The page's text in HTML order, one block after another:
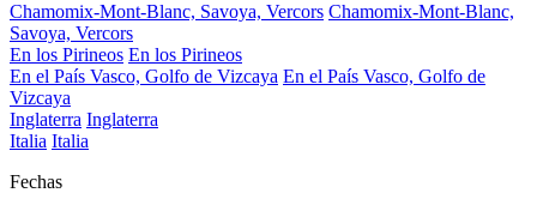
Chamomix-Mont-Blanc, Savoya, Vercors Chamomix-Mont-Blanc,
Savoya, Vercors
En los Pirineos En los Pirineos
En el País Vasco, Golfo de Vizcaya En el País Vasco, Golfo de
Vizcaya
Inglaterra Inglaterra
Italia Italia
Fechas